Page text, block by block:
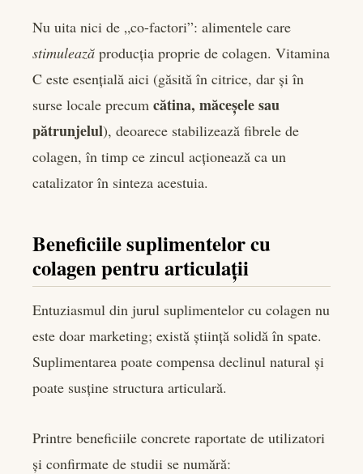
Nu uita nici de „co-factori”: alimentele care
stimulează producția proprie de colagen. Vitamina
C este esențială aici (găsită în citrice, dar și în
surse locale precum cătina, măceșele sau
pătrunjelul), deoarece stabilizează fibrele de
colagen, în timp ce zincul acționează ca un
catalizator în sinteza acestuia.
Beneficiile suplimentelor cu
colagen pentru articulații
Entuziasmul din jurul suplimentelor cu colagen nu
este doar marketing; există știință solidă în spate.
Suplimentarea poate compensa declinul natural și
poate susține structura articulară.
Printre beneficiile concrete raportate de utilizatori
și confirmate de studii se numără: